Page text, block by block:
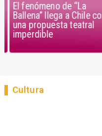
El fenómeno de “La
Ballena” llega a Chile con
una propuesta teatral
imperdible
Cultura